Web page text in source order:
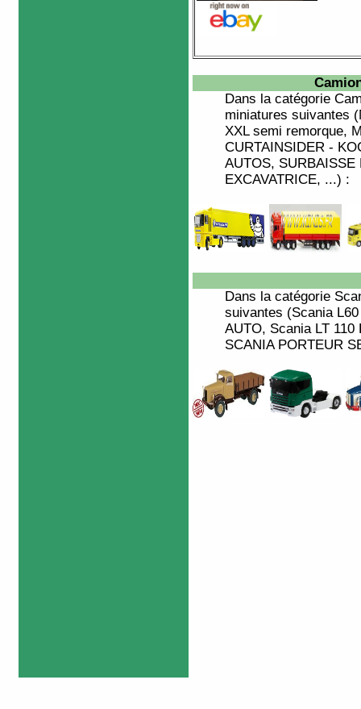
Dans la catégorie
miniatures suivantes
XXL semi remorque,
CURTAINSIDER -
AUTOS,
EXCAVATRICE, ...) :
Dans la catégorie
suivantes (Scania
AUTO, Scania LT
SCANIA PORTEUR